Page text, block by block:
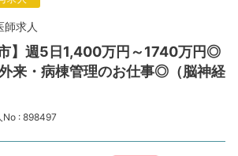
師求人
市】週5日1,400万円～1740万円◎
来・病棟管理のお仕事◎（脳神経
No : 898497